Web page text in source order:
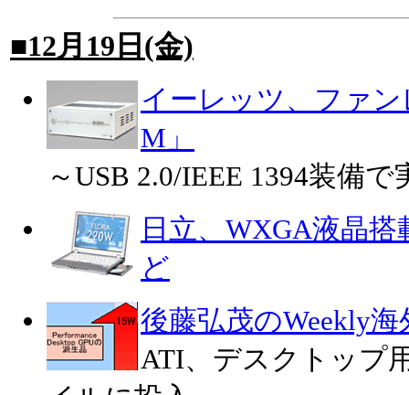
■12月19日(金)
イーレッツ、ファン
M」
～USB 2.0/IEEE 1394装備で
日立、WXGA液晶
ど
後藤弘茂のWeekly
ATI、デスクトップ